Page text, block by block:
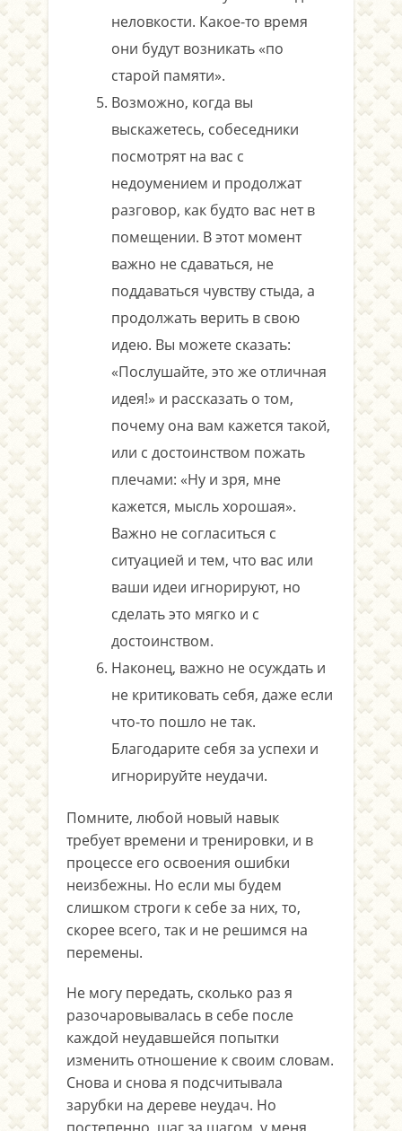
неловкости. Какое-то время
они будут возникать «по
старой памяти».
Возможно, когда вы
выскажетесь, собеседники
посмотрят на вас с
недоумением и продолжат
разговор, как будто вас нет в
помещении. В этот момент
важно не сдаваться, не
поддаваться чувству стыда, а
продолжать верить в свою
идею. Вы можете сказать:
«Послушайте, это же отличная
идея!» и рассказать о том,
почему она вам кажется такой,
или с достоинством пожать
плечами: «Ну и зря, мне
кажется, мысль хорошая».
Важно не согласиться с
ситуацией и тем, что вас или
ваши идеи игнорируют, но
сделать это мягко и с
достоинством.
Наконец, важно не осуждать и
не критиковать себя, даже если
что-то пошло не так.
Благодарите себя за успехи и
игнорируйте неудачи.
Помните, любой новый навык
требует времени и тренировки, и в
процессе его освоения ошибки
неизбежны. Но если мы будем
слишком строги к себе за них, то,
скорее всего, так и не решимся на
перемены.
Не могу передать, сколько раз я
разочаровывалась в себе после
каждой неудавшейся попытки
изменить отношение к своим словам.
Снова и снова я подсчитывала
зарубки на дереве неудач. Но